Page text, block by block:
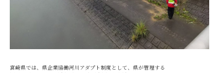
宮崎県では、県企業協働河川アダプト制度として、県が管理する